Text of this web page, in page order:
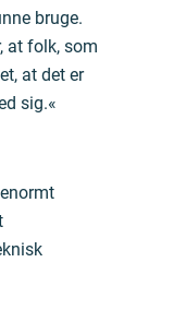
bruge.
at folk, som
at det er
sig.«